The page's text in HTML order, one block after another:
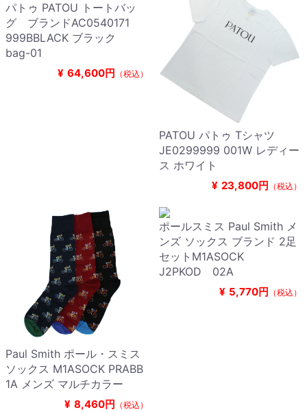
パトゥ PATOU トートバッ
グ ブランドAC0540171
999BBLACK ブラック
bag-01
¥ 64,600円 （税込）
PATOU パトゥ Tシャツ
JE0299999 001W レディー
ス ホワイト
¥ 23,800円 （税込）
Paul Smith ポール・スミス
ソックス M1ASOCK PRABB
1A メンズ マルチカラー
¥ 8,460円 （税込）
ポールスミス Paul Smith メ
ンズ ソックス ブランド 2足
セットM1ASOCK
J2PKOD 02A
¥ 5,770円 （税込）